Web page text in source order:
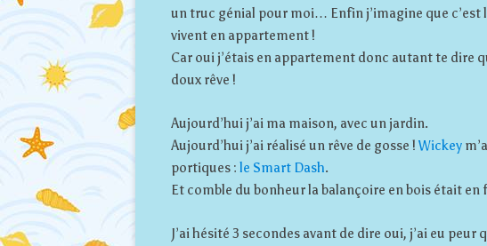
un truc génial pour moi… Enfin j’imagine que c’est
vivent en appartement !
Car oui j’étais en appartement donc autant te dire
doux rêve !
Aujourd’hui j’ai ma maison, avec un jardin.
Aujourd’hui j’ai réalisé un rêve de gosse ! Wickey
portiques : le Smart Dash.
Et comble du bonheur la balançoire en bois était
J’ai hésité 3 secondes avant de dire oui, j’ai eu